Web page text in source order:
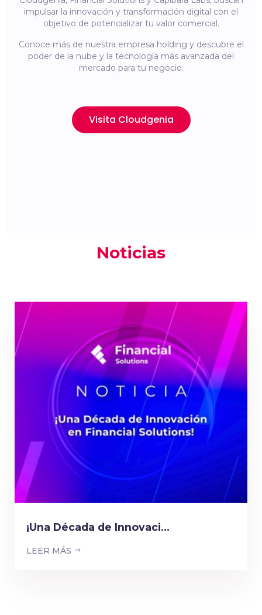
impulsar la innovación y transformación digital con el
objetivo de potencializar tu valor comercial.
Conoce más de nuestra empresa holding y descubre el
poder de la nube y la tecnología más avanzada del
mercado para tu negocio.
Visita Cloudgenia
Noticias
¡Una Década de Innovaci...
LEER MÁS